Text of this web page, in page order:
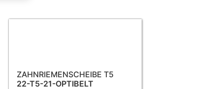
ZAHNRIEMENSCHEIBE T5
22-T5-21-OPTIBELT